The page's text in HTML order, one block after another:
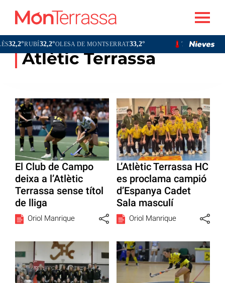
RUBÍ32,2°OLESA DE MONTSERRAT33,2° TERRASSA31,0°
Atlètic Terrassa
El Club de Campo
deixa a l’Atlètic
Terrassa sense títol
de lliga
Oriol Manrique
L’Atlètic Terrassa HC
es proclama campió
d’Espanya Cadet
Sala masculí
Oriol Manrique